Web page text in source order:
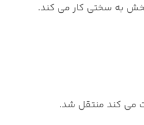
به سختی کار می کند.
می کند منتقل شد.